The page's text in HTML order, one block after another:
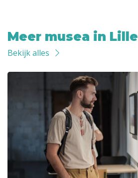
Meer musea in Lille
Bekijk alles